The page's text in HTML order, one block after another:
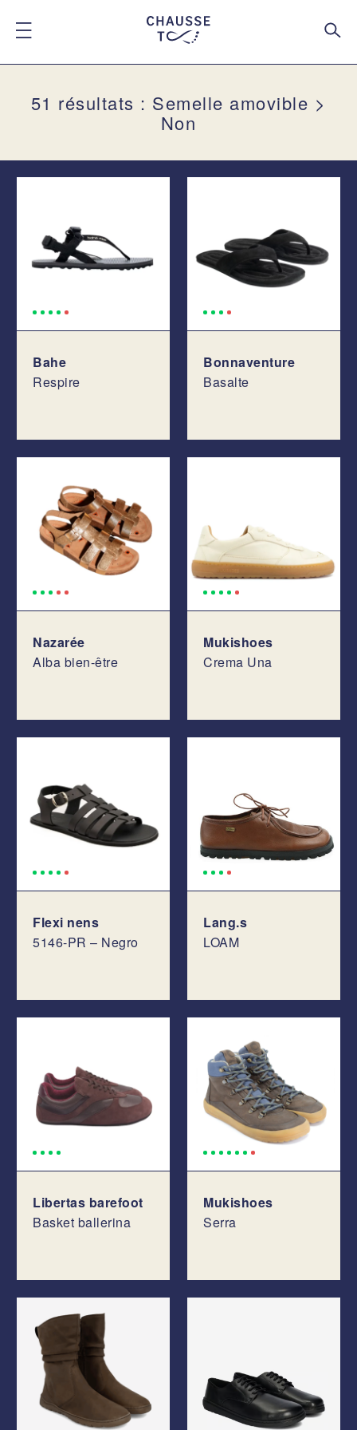
51 résultats : Semelle amovible >
Non
Bahe
Respire
Bonnaventure
Basalte
Nazarée
Alba bien-être
Mukishoes
Crema Una
Flexi nens
5146-PR – Negro
Lang.s
LOAM
Libertas barefoot
Basket ballerina
Mukishoes
Serra